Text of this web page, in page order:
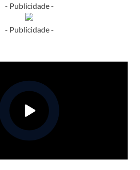
- Publicidade -
- Publicidade -